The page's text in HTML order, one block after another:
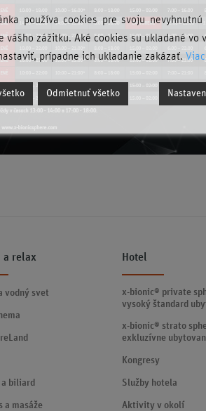
a relax
vodný svet
a biliard
a masáže
Hotel
x-bionic® private
vysoký štandard
x-bionic® strato
exkluzívne
Kongresy
Služby hotela
Aktivity v okolí
používa cookies pre svoju
vášho zážitku. Aké cookies su ukladané vo
prípadne ich ukladanie zakázať.
Odmietnuť všetko